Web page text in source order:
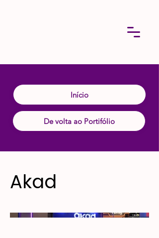
Início
De volta ao Portifólio
Akad